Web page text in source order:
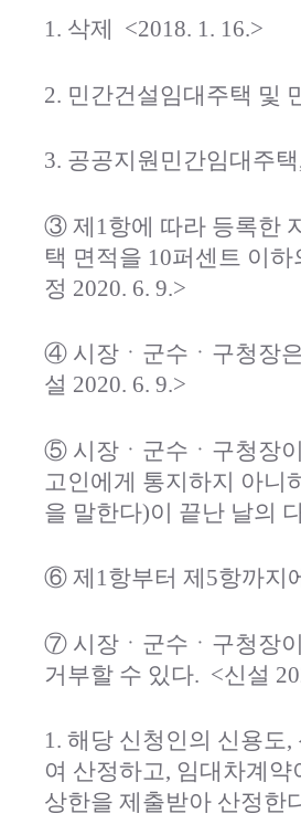
1. 삭제 <2018. 1. 16.>
2. 민간건설임대주택 및
3. 공공지원민간임대주
③ 제1항에 따라 등록한
택 면적을 10퍼센트 이
정 2020. 6. 9.>
④ 시장ㆍ군수ㆍ구청장
설 2020. 6. 9.>
⑤ 시장ㆍ군수ㆍ구청장
고인에게 통지하지 아니
을 말한다)이 끝난 날의
⑥ 제1항부터 제5항까지
⑦ 시장ㆍ군수ㆍ구청장
거부할 수 있다. <신설
1. 해당 신청인의 신용도
여 산정하고, 임대차계
상한을 제출받아 산정한